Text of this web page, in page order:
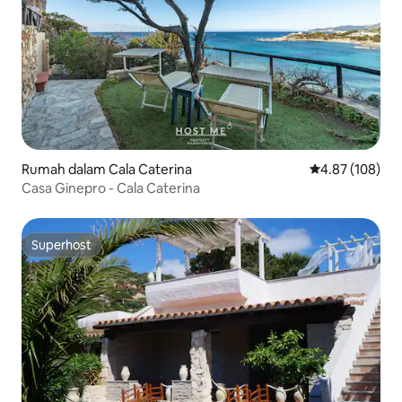
Rumah dalam Cala Caterina Penarafan
4.87 (108)
Casa Ginepro - Cala Caterina
Superhost
Superhost